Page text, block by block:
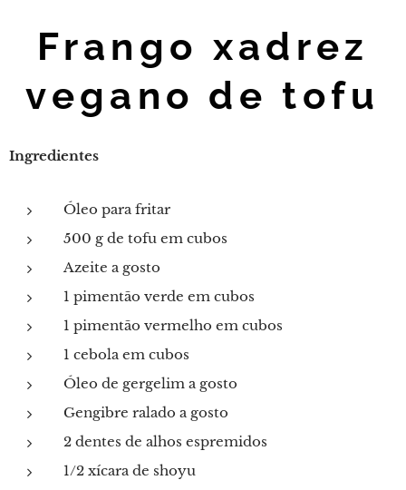
Frango xadrez
vegano de tofu
Ingredientes
Óleo para fritar
500 g de tofu em cubos
Azeite a gosto
1 pimentão verde em cubos
1 pimentão vermelho em cubos
1 cebola em cubos
Óleo de gergelim a gosto
Gengibre ralado a gosto
2 dentes de alhos espremidos
1/2 xícara de shoyu